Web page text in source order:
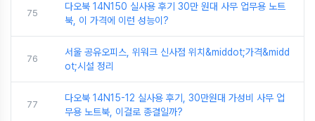
75
다오북 14N150 실사용 후기 30만 원대 사무 업무용 노트
북, 이 가격에 이런 성능이?
76
서울 공유오피스, 위워크 신사점 위치&middot;가격&midd
ot;시설 정리
77
다오북 14N15-12 실사용 후기, 30만원대 가성비 사무 업
무용 노트북, 이걸로 종결일까?